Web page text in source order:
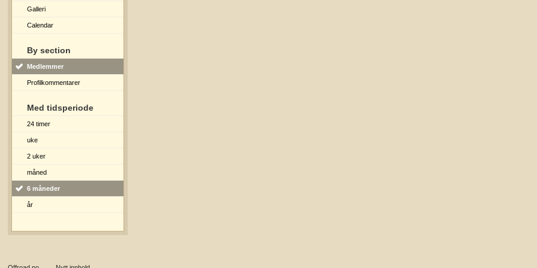
Galleri
Calendar
By section
Medlemmer
Profilkommentarer
Med tidsperiode
24 timer
uke
2 uker
måned
6 måneder
år